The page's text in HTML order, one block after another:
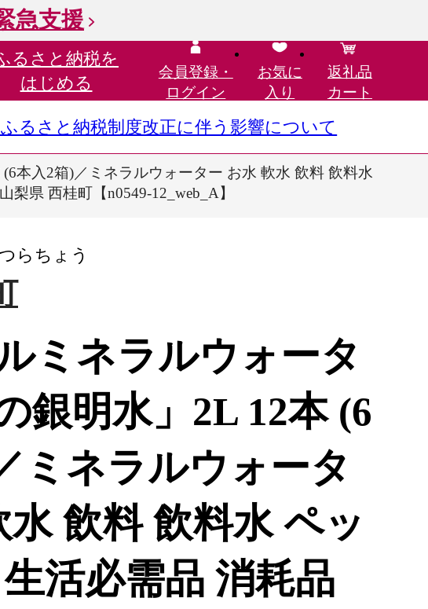
急支援
るさと納税を
はじめる
会員登録・
ログイン
お気に
入り
返礼品
カート
ふるさと納税制度改正に伴う影響について
本入2箱)／ミネラルウォーター お水 軟水 飲料 飲料水
県 西桂町【n0549-12_web_A】
らちょう
ミネラルウォータ
銀明水」2L 12本 (6
ミネラルウォータ
水 飲料 飲料水 ペッ
生活必需品 消耗品